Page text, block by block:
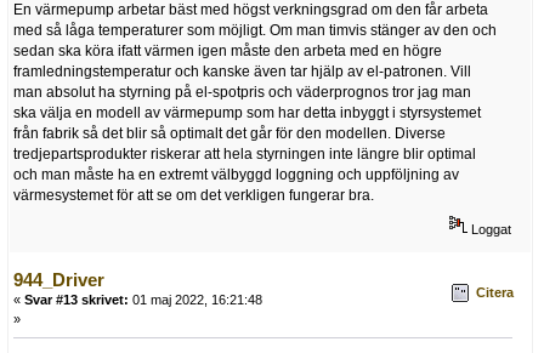
En värmepump arbetar bäst med högst verkningsgrad om den får arbeta
med så låga temperaturer som möjligt. Om man timvis stänger av den och
sedan ska köra ifatt värmen igen måste den arbeta med en högre
framledningstemperatur och kanske även tar hjälp av el-patronen. Vill
man absolut ha styrning på el-spotpris och väderprognos tror jag man
ska välja en modell av värmepump som har detta inbyggt i styrsystemet
från fabrik så det blir så optimalt det går för den modellen. Diverse
tredjepartsprodukter riskerar att hela styrningen inte längre blir optimal
och man måste ha en extremt välbyggd loggning och uppföljning av
värmesystemet för att se om det verkligen fungerar bra.
Loggat
944_Driver
« Svar #13 skrivet: 01 maj 2022, 16:21:48
»
Citera